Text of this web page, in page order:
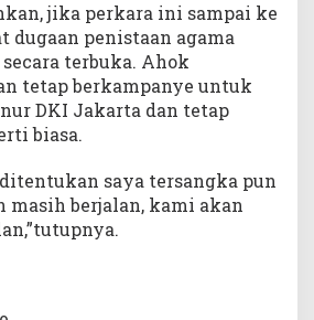
jika perkara ini sampai ke
dugaan penistaan agama
terbuka. Ahok
tetap berkampanye untuk
DKI Jakarta dan tetap
biasa.
saya tersangka pun
masih berjalan, kami akan